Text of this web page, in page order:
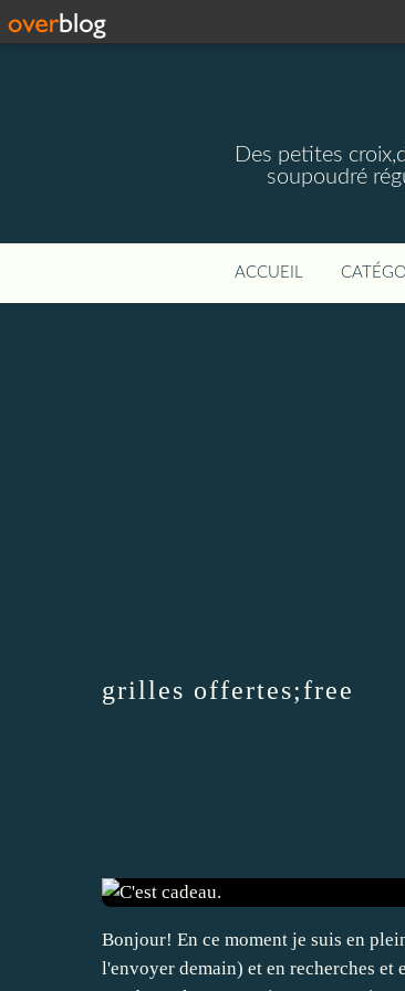
Des petites
soupoudré
ACCUEIL
grilles offertes;free
Bonjour! En ce moment je suis en
l'envoyer demain) et en recherches et